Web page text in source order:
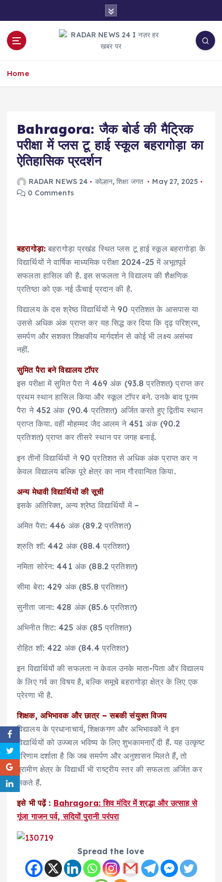
o
Home
Bahragora: जैक बोर्ड की मैट्रिक
परीक्षा में प्लस टू हाई स्कूल बहरागोड़ा का
ऐतिहासिक प्रदर्शन
RADAR NEWS 24 कोल्हान,शिक्षा जगत
May 27, 2025
0 Comments
बहरागोड़ा: बहरागोड़ा प्रखंड स्थित प्लस टू हाई स्कूल बहरागोड़ा के
विद्यार्थियों ने वार्षिक माध्यमिक परीक्षा 2024-25 में अभूतपूर्व
सफलता हासिल की है. इस सफलता ने विद्यालय की शैक्षणिक
प्रतिष्ठा को एक नई ऊँचाई प्रदान की है.
विद्यालय के दस श्रेष्ठ विद्यार्थियों ने 90 प्रतिशत के आसपास या
उससे अधिक अंक प्राप्त कर यह सिद्ध कर दिया कि दृढ़ परिश्रम,
समर्पण और सशक्त शिक्षकीय मार्गदर्शन से कोई भी लक्ष्य असंभव
नहीं.
सुमित पैरा बने विद्यालय टॉपर
इस परीक्षा में सुमित पैरा ने 469 अंक (93.8 प्रतिशत) प्राप्त कर
प्रथम स्थान हासिल किया और स्कूल टॉपर बने. उनके बाद पूनम
पैरा ने 452 अंक (90.4 प्रतिशत) अर्जित करते हुए द्वितीय स्थान
प्राप्त किया. वहीं मोहम्मद जैद आलम ने 451 अंक (90.2
प्रतिशत) प्राप्त कर तीसरे स्थान पर जगह बनाई.
इन तीनों विद्यार्थियों ने 90 प्रतिशत से अधिक अंक प्राप्त कर न
केवल विद्यालय बल्कि पूरे क्षेत्र का नाम गौरवान्वित किया.
अन्य मेधावी विद्यार्थियों की सूची
इसके अतिरिक्त, अन्य श्रेष्ठ विद्यार्थियों में –
अमित पैरा: 446 अंक (89.2 प्रतिशत)
श्रुति शॉ: 442 अंक (88.4 प्रतिशत)
नमिता सोरेन: 441 अंक (88.2 प्रतिशत)
सीमा बेरा: 429 अंक (85.8 प्रतिशत)
सुनीता जाना: 428 अंक (85.6 प्रतिशत)
अभिनीत शिट: 425 अंक (85 प्रतिशत)
रोहित शॉ: 422 अंक (84.4 प्रतिशत)
इन विद्यार्थियों की सफलता न केवल उनके माता-पिता और विद्यालय
के लिए गर्व का विषय है, बल्कि समूचे बहरागोड़ा क्षेत्र के लिए एक
प्रेरणा भी है.
शिक्षक, अभिभावक और छात्र – सबकी संयुक्त विजय
विद्यालय के प्रधानाचार्य, शिक्षकगण और अभिभावकों ने इन
विद्यार्थियों को उज्ज्वल भविष्य के लिए शुभकामनाएँ दी हैं. यह उत्कृष्ट
परिणाम दर्शाता है कि जब समर्पण और अनुशासन मिलते हैं, तो
ग्रामीण क्षेत्र के विद्यार्थी भी राष्ट्रीय स्तर की सफलता अर्जित कर
सकते हैं.
इसे भी पढ़ें : Bahragora: शिव मंदिर में श्रद्धा और उत्साह से
गूंजा गाजन पर्व, सदियों पुरानी परंपरा
Spread the love